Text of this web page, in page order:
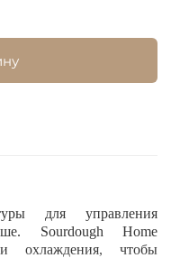
для управления
Sourdough Home
охлаждения, чтобы